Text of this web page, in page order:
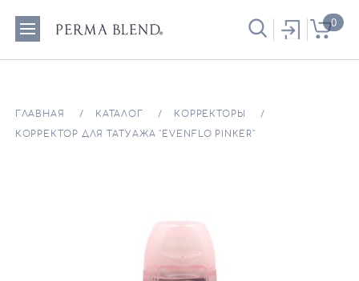
0
ГЛАВНАЯ КАТАЛОГ КОРРЕКТОРЫ
КОРРЕКТОР ДЛЯ ТАТУАЖА "EVENFLO PINKER"